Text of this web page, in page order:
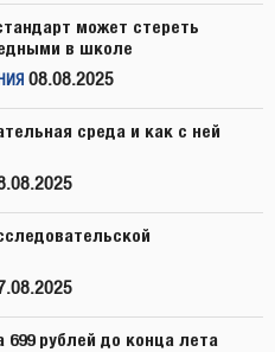
может стереть
в школе
08.08.2025
среда и как с ней
699 рублей до конца лета